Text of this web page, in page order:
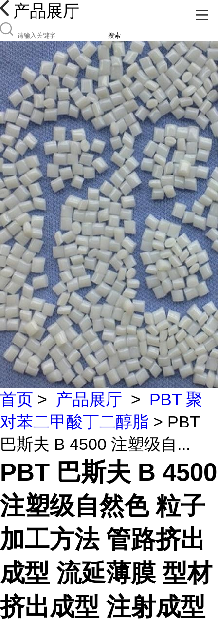
产品展厅
搜索
首页 > 产品展厅 > PBT 聚
对苯二甲酸丁二醇脂 > PBT
巴斯夫 B 4500 注塑级自...
PBT 巴斯夫 B 4500
注塑级自然色 粒子
加工方法 管路挤出
成型 流延薄膜 型材
挤出成型 注射成型